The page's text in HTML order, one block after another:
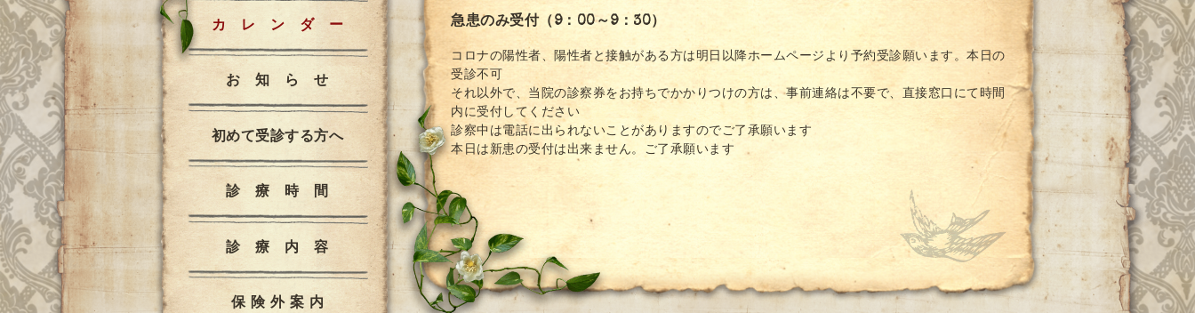
急患のみ受付（9：00～9：30）
コロナの陽性者、陽性者と接触がある方は明日以降ホームページより予約受診願います。本日の
受診不可
それ以外で、当院の診察券をお持ちでかかりつけの方は、事前連絡は不要で、直接窓口にて時間
内に受付してください
診察中は電話に出られないことがありますのでご了承願います
本日は新患の受付は出来ません。ご了承願います
カ レ ン ダ ー
お 知 ら せ
初めて受診する方へ
診 療 時 間
診 療 内 容
保 険 外 案 内